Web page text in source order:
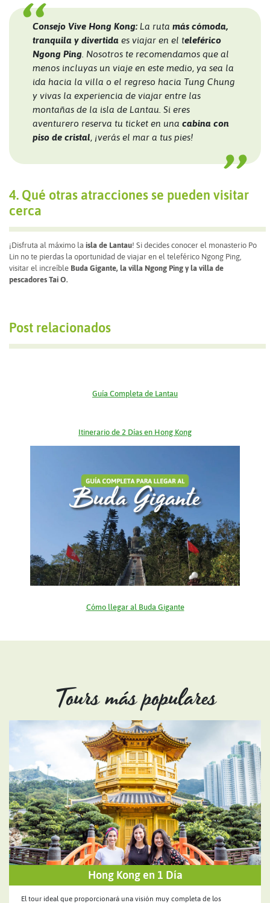
Consejo Vive Hong Kong: La ruta más cómoda,
tranquila y divertida es viajar en el teleférico
Ngong Ping . Nosotros te recomendamos que al
menos incluyas un viaje en este medio, ya sea la
ida hacia la villa o el regreso hacia Tung Chung
y vivas la experiencia de viajar entre las
montañas de la isla de Lantau. Si eres
aventurero reserva tu ticket en una cabina con
piso de cristal, ¡verás el mar a tus pies!
4. Qué otras atracciones se pueden visitar
cerca
¡Disfruta al máximo la isla de Lantau! Si decides conocer el monasterio Po
Lin no te pierdas la oportunidad de viajar en el teleférico Ngong Ping,
visitar el increíble Buda Gigante, la villa Ngong Ping y la villa de
pescadores Tai O.
Post relacionados
Guía Completa de Lantau
Itinerario de 2 Días en Hong Kong
Cómo llegar al Buda Gigante
Tours más populares
Hong Kong en 1 Día
El tour ideal que proporcionará una visión muy completa de los